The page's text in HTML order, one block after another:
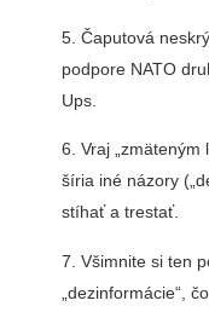
5. Čaputová
podpore NATO
Ups.
6. Vraj
šíria iné názory
stíhať a trestať.
7. Všimnite si ten
„dezinformácie“,